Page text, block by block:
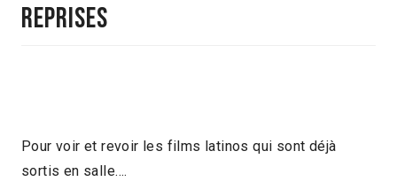
Reprises
Pour voir et revoir les films latinos qui sont déjà
sortis en salle….